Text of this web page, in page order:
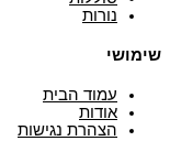
נורות
שימושי
עמוד הבית
אודות
הצהרת נגישות